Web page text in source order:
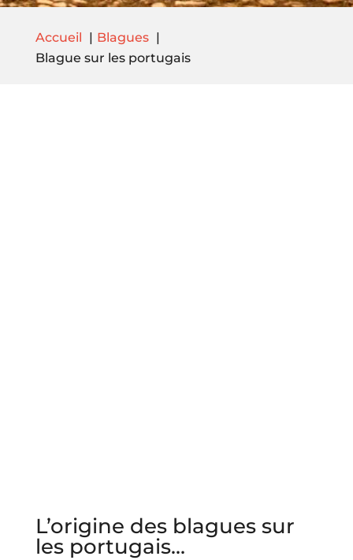
Accueil
Blagues
Blague sur les portugais
L’origine des blagues sur
les portugais…